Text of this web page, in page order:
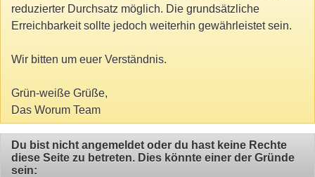
reduzierter Durchsatz möglich. Die grundsätzliche
Erreichbarkeit sollte jedoch weiterhin gewährleistet sein.
Wir bitten um euer Verständnis.
Grün-weiße Grüße,
Das Worum Team
Du bist nicht angemeldet oder du hast keine Rechte
diese Seite zu betreten. Dies könnte einer der Gründe
sein: